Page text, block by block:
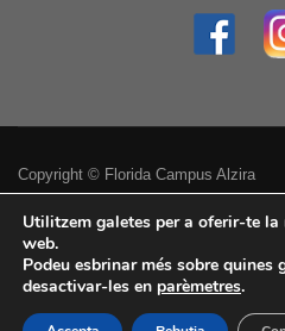
Copyright © Florida Campus Alzira
Política de privacitat
Avís legal
Accessibilitat
Utilitzem galetes per a oferir-te
web.
Podeu esbrinar més sobre
desactivar-les en parèmetres.